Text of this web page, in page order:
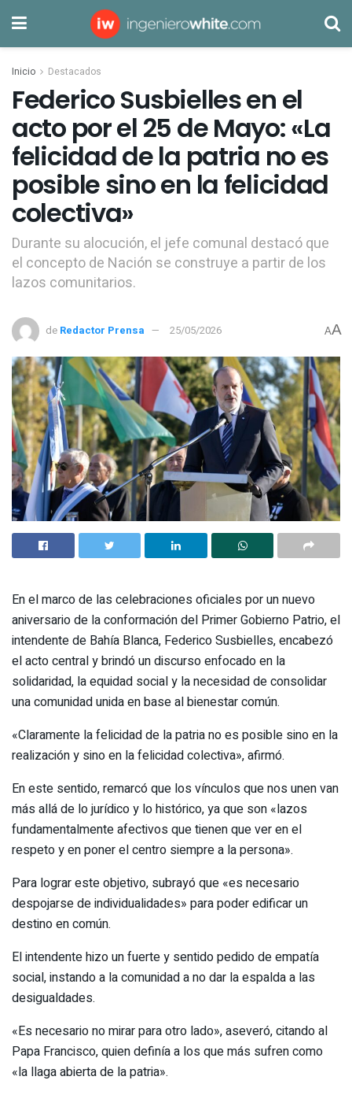
Inicio Destacados
Federico Susbielles en el
acto por el 25 de Mayo: «La
felicidad de la patria no es
posible sino en la felicidad
colectiva»
Durante su alocución, el jefe comunal destacó que
el concepto de Nación se construye a partir de los
lazos comunitarios.
de Redactor Prensa 25/05/2026 AA
En el marco de las celebraciones oficiales por un nuevo
aniversario de la conformación del Primer Gobierno Patrio, el
intendente de Bahía Blanca, Federico Susbielles, encabezó
el acto central y brindó un discurso enfocado en la
solidaridad, la equidad social y la necesidad de consolidar
una comunidad unida en base al bienestar común.
«Claramente la felicidad de la patria no es posible sino en la
realización y sino en la felicidad colectiva», afirmó.
En este sentido, remarcó que los vínculos que nos unen van
más allá de lo jurídico y lo histórico, ya que son «lazos
fundamentalmente afectivos que tienen que ver en el
respeto y en poner el centro siempre a la persona».
Para lograr este objetivo, subrayó que «es necesario
despojarse de individualidades» para poder edificar un
destino en común.
El intendente hizo un fuerte y sentido pedido de empatía
social, instando a la comunidad a no dar la espalda a las
desigualdades.
«Es necesario no mirar para otro lado», aseveró, citando al
Papa Francisco, quien definía a los que más sufren como
«la llaga abierta de la patria».